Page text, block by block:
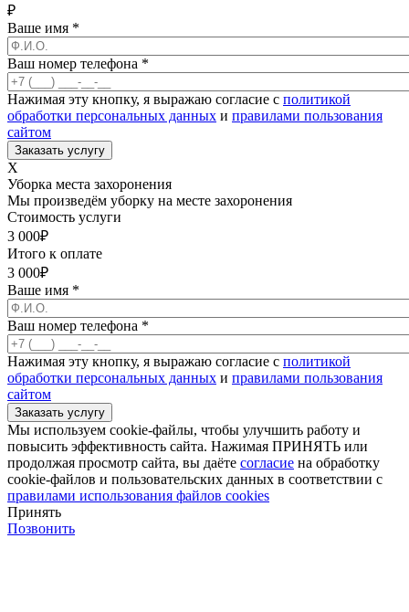
₽
Ваше имя *
Ваш номер телефона *
Нажимая эту кнопку, я выражаю согласие с политикой
обработки персональных данных и правилами пользования
сайтом
X
Уборка места захоронения
Мы произведём уборку на месте захоронения
Стоимость услуги
3 000₽
Итого к оплате
3 000₽
Ваше имя *
Ваш номер телефона *
Нажимая эту кнопку, я выражаю согласие с политикой
обработки персональных данных и правилами пользования
сайтом
Мы используем cookie-файлы, чтобы улучшить работу и
повысить эффективность сайта. Нажимая ПРИНЯТЬ или
продолжая просмотр сайта, вы даёте согласие на обработку
cookie-файлов и пользовательских данных в соответствии с
правилами использования файлов cookies
Принять
Позвонить